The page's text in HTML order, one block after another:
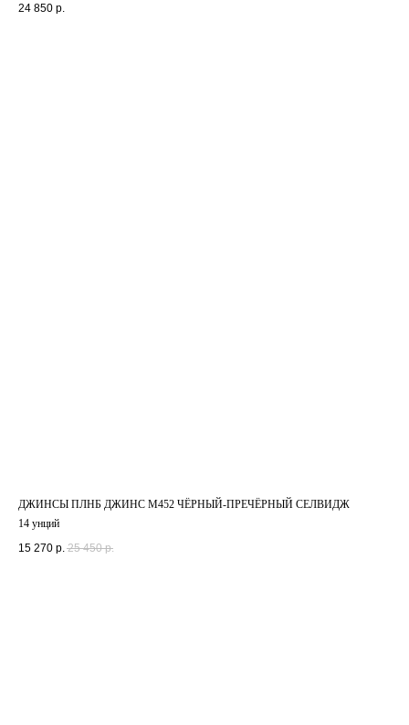
24 850 р.
ДЖИНСЫ ПЛНБ ДЖИНС M452 ЧЁРНЫЙ-ПРЕЧЁРНЫЙ СЕЛВИДЖ
14 унций
15 270 р. 25 450 р.